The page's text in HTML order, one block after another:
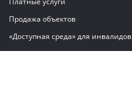
Продажа объектов
«Доступная среда» для инвалидов